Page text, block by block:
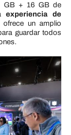
GB + 16 GB de
experiencia de
ofrece un amplio
guardar todos